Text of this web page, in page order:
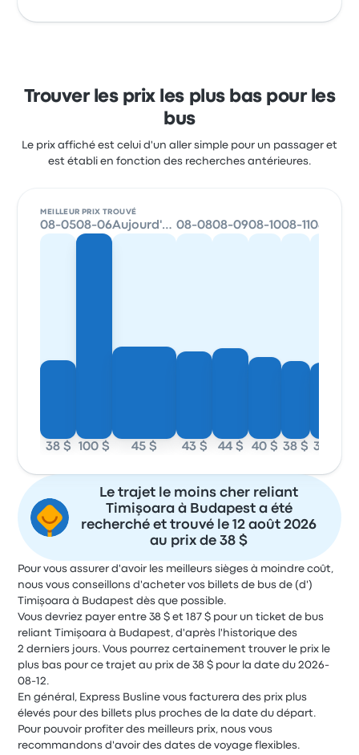
Trouver les prix les plus bas pour les
bus
Le prix affiché est celui d'un aller simple pour un passager et
est établi en fonction des recherches antérieures.
MEILLEUR PRIX TROUVÉ
08-05
38 $
08-06
100 $
Aujourd'hui
45 $
08-08
43 $
08-09
44 $
08-10
40 $
08-11
38 $
08-12
38 $
Le trajet le moins cher reliant
Timişoara à Budapest a été
recherché et trouvé le 12 août 2026
au prix de 38 $
Pour vous assurer d'avoir les meilleurs sièges à moindre coût,
nous vous conseillons d'acheter vos billets de bus de (d')
Timişoara à Budapest dès que possible.
Vous devriez payer entre 38 $ et 187 $ pour un ticket de bus
reliant Timişoara à Budapest, d'après l'historique des
2 derniers jours. Vous pourrez certainement trouver le prix le
plus bas pour ce trajet au prix de 38 $ pour la date du 2026-
08-12.
En général, Express Busline vous facturera des prix plus
élevés pour des billets plus proches de la date du départ.
Pour pouvoir profiter des meilleurs prix, nous vous
recommandons d'avoir des dates de voyage flexibles.